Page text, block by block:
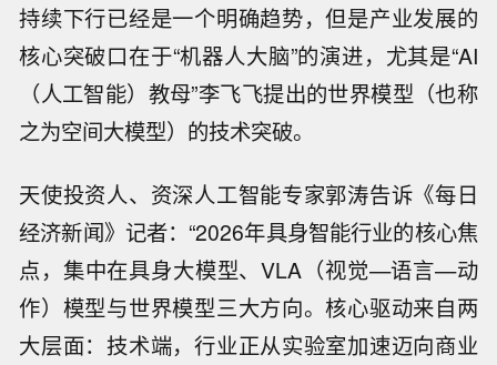
持续下行已经是一个明确趋势，但是产业发展的
核心突破口在于“机器人大脑”的演进，尤其是“AI
（人工智能）教母”李飞飞提出的世界模型（也称
之为空间大模型）的技术突破。
天使投资人、资深人工智能专家郭涛告诉《每日
经济新闻》记者：“2026年具身智能行业的核心焦
点，集中在具身大模型、VLA（视觉—语言—动
作）模型与世界模型三大方向。核心驱动来自两
大层面：技术端，行业正从实验室加速迈向商业